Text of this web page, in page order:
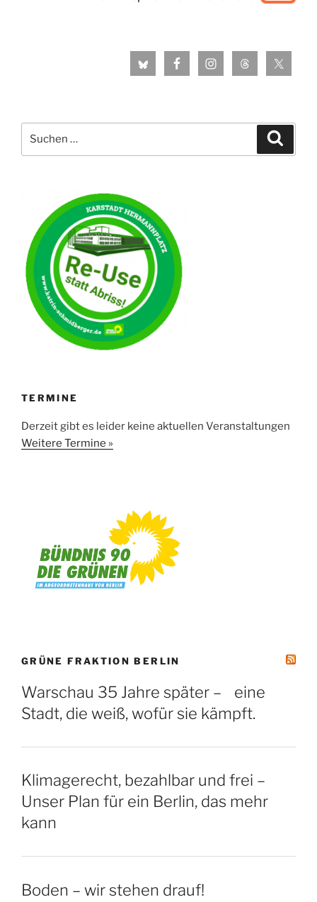
nach:
TERMINE
Derzeit gibt es leider keine aktuellen Veranstaltungen
Weitere Termine »
GRÜNE FRAKTION BERLIN
Warschau 35 Jahre später – eine
Stadt, die weiß, wofür sie kämpft.
Klimagerecht, bezahlbar und frei –
Unser Plan für ein Berlin, das mehr
kann
Boden – wir stehen drauf!